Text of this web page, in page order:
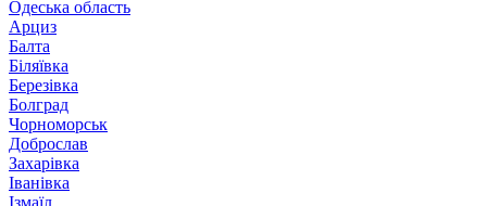
Одеська область
Арциз
Балта
Біляївка
Березівка
Болград
Чорноморськ
Доброслав
Захарівка
Іванівка
Ізмаїл